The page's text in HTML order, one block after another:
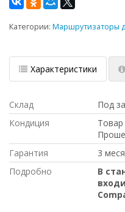
Категории: Маршрутизаторы
Характеристики
Склад
Под
Кондиция
Гарантия
3
Подробно
В